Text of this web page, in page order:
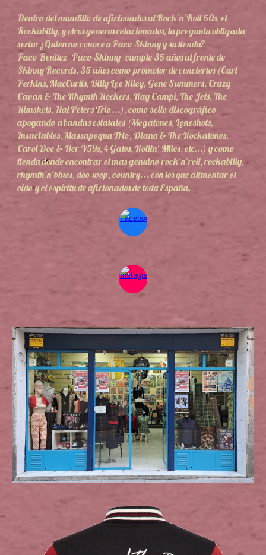
Dentro del mundillo de aficionados al Rock´n´Roll 50s, el
Rockabilly, y otros generos relacionados, la pregunta obligada
seria: ¿Quien no conoce a Paco Skinny y su tienda?
Paco Benitez -Paco Skinny- cumple 35 años al frente de
Skinny Records, 35 años como promotor de conciertos (Carl
Perkins, MacCurtis, Billy Lee Riley, Gene Summers, Crazy
Cavan & The Rhymth Rockers, Ray Campi, The Jets, The
Rimshots, Hal Peters Trio...), como sello discográfico
apoyando a bandas estatales (Megatones, Loneshots,
Insaciables, Massapequa Trio, Diana & The Rockatones,
Carol Dee & Her V59s, 4 Gatos, Rollin´ Miles, etc...) y como
tienda donde encontrar el mas genuino rock´n´roll, rockabilly,
rhymth´n´blues, doo wop, country... con los que alimentar el
oído y el espíritu de aficionados de toda España.